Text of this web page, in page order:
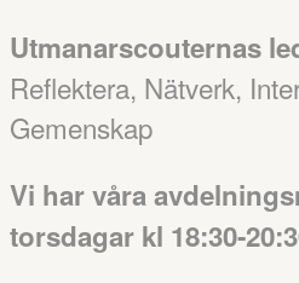
Utmanarscouternas
Reflektera, Nätverk,
Gemenskap
Vi har våra
torsdagar kl 18:30-